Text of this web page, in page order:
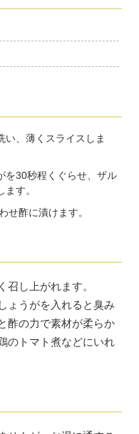
い、薄くスライスしま
を30秒程くぐらせ、ザル
す。
せ酢に漬けます。
召し上がれます。
ょうがを入れると臭み
酢の力で素材が柔らか
のトマト煮などにいれ